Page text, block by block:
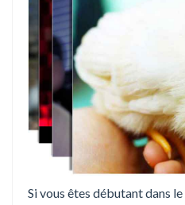
Si vous êtes débutant dans